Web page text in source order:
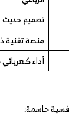
تصميم حديث
منصة تقنية
أداء